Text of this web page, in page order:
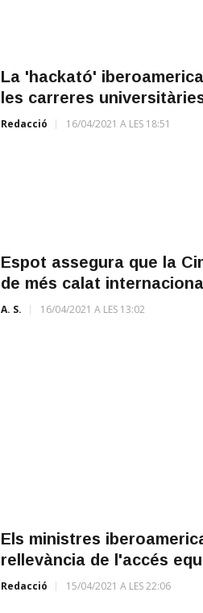
La 'hackató'
les carreres
Redacció 16/04/2021 A LES 18:51
Espot assegura que la
de més calat
A. S. 16/04/2021 A LES 13:02
Els ministres
rellevància de l'accés
Redacció 15/04/2021 A LES 22:06